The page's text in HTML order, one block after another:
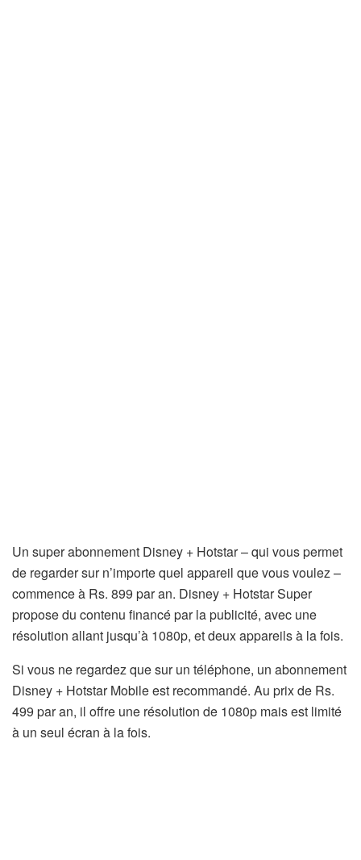
Un super abonnement Disney + Hotstar – qui vous permet
de regarder sur n’importe quel appareil que vous voulez –
commence à Rs. 899 par an. Disney + Hotstar Super
propose du contenu financé par la publicité, avec une
résolution allant jusqu’à 1080p, et deux appareils à la fois.
Si vous ne regardez que sur un téléphone, un abonnement
Disney + Hotstar Mobile est recommandé. Au prix de Rs.
499 par an, il offre une résolution de 1080p mais est limité
à un seul écran à la fois.